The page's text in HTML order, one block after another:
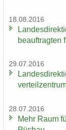
18.08.2016
be­auf­trag­ten
29.07.2016
28.07.2016
Mehr Raum